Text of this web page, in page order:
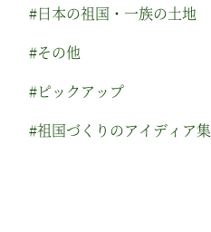
#日本の祖国・一族の土地
#その他
#ピックアップ
#祖国づくりのアイディア集